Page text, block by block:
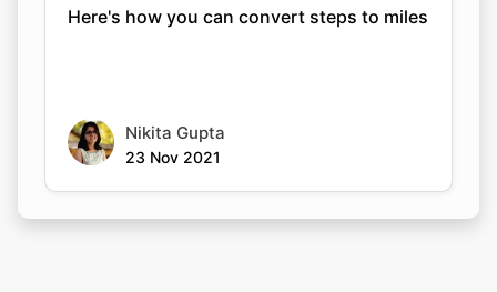
Here's how you can convert steps to miles
Nikita Gupta
23 Nov 2021